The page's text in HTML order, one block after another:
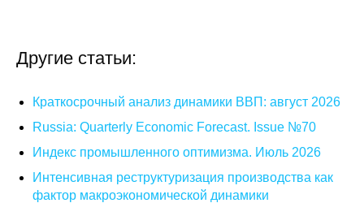
Конкурсы и вакансии
Контакты
Другие статьи:
Краткосрочный анализ динамики ВВП: август 2026
Russia: Quarterly Economic Forecast. Issue №70
Индекс промышленного оптимизма. Июль 2026
Интенсивная реструктуризация производства как
фактор макроэкономической динамики